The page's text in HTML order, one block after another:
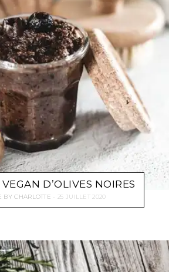
D’OLIVES NOIRES
BYCHARLOTTE 25 JUILLET 2020